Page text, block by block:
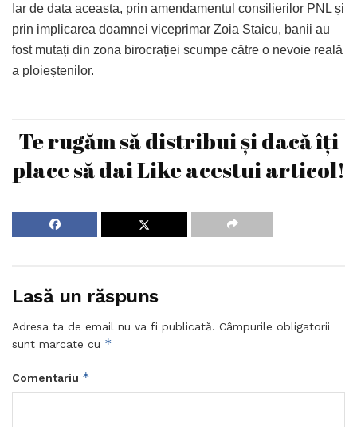
Iar de data aceasta, prin amendamentul consilierilor PNL și
prin implicarea doamnei viceprimar Zoia Staicu, banii au
fost mutați din zona birocrației scumpe către o nevoie reală
a ploieștenilor.
Te rugăm să distribui și dacă îți
place să dai Like acestui articol!
Lasă un răspuns
Adresa ta de email nu va fi publicată. Câmpurile obligatorii
sunt marcate cu *
Comentariu *